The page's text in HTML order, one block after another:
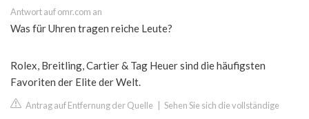
Antwort auf omr.com an
Was für Uhren tragen reiche Leute?
Rolex, Breitling, Cartier & Tag Heuer sind die häufigsten
Favoriten der Elite der Welt.
Antrag auf Entfernung der Quelle Sehen Sie sich die vollständige